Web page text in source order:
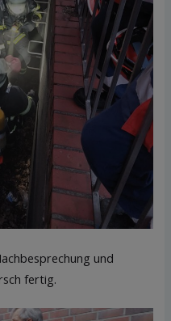
und
fertig.